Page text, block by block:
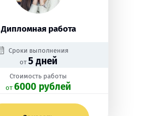
Дипломная работа
Сроки выполнения
от 5 дней
Стоимость работы
oт 6000 рублей